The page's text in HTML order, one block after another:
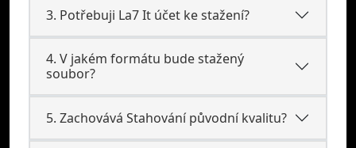
3. Potřebuji La7 It účet ke stažení?
4. V jakém formátu bude stažený
soubor?
5. Zachovává Stahování původní kvalitu?